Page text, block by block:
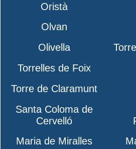
Oristà
Olvan
Olivella
Torrelles de Foix
Torre de Claramunt
Santa Coloma de
Cervelló
Maria de Miralles